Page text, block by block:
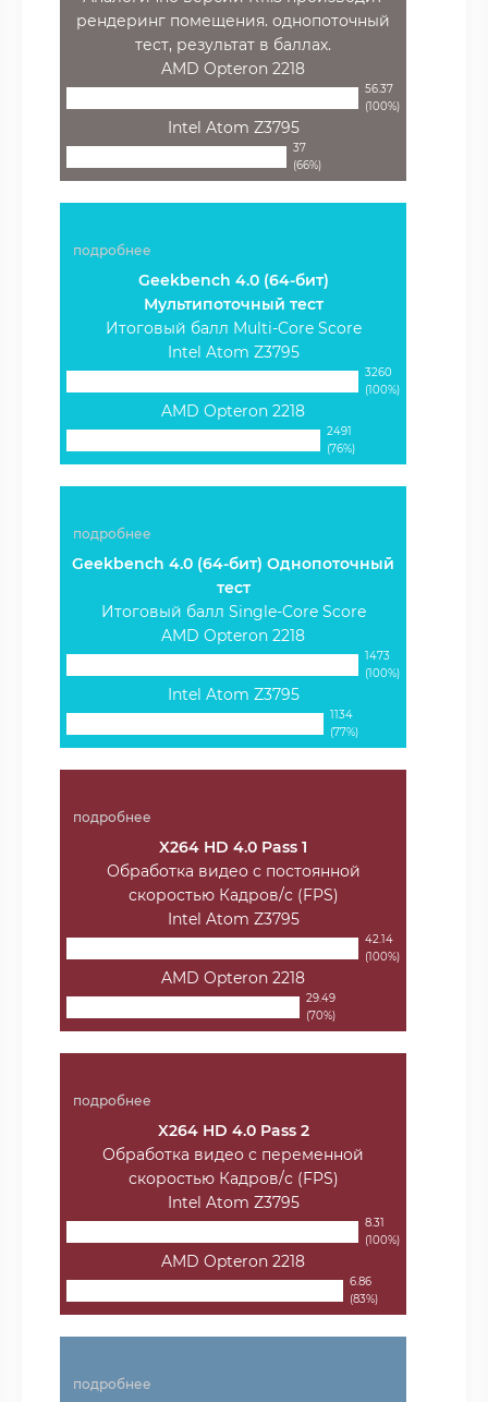
рендеринг помещения. однопоточный
тест, результат в баллах.
AMD Opteron 2218
56.37
(100%)
Intel Atom Z3795
37
(66%)
подробнее
Geekbench 4.0 (64-бит)
Мультипоточный тест
Итоговый балл Multi-Core Score
Intel Atom Z3795
3260
(100%)
AMD Opteron 2218
2491
(76%)
подробнее
Geekbench 4.0 (64-бит) Однопоточный
тест
Итоговый балл Single-Core Score
AMD Opteron 2218
1473
(100%)
Intel Atom Z3795
1134
(77%)
подробнее
X264 HD 4.0 Pass 1
Обработка видео с постоянной
скоростью Кадров/с (FPS)
Intel Atom Z3795
42.14
(100%)
AMD Opteron 2218
29.49
(70%)
подробнее
X264 HD 4.0 Pass 2
Обработка видео с переменной
скоростью Кадров/с (FPS)
Intel Atom Z3795
8.31
(100%)
AMD Opteron 2218
6.86
(83%)
подробнее